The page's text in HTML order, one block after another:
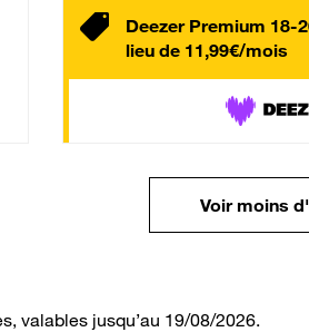
Deezer Premium 18-
lieu de 11,99€/mois
Voir moins
valables jusqu’au 19/08/2026.